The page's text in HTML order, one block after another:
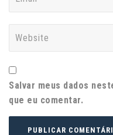
Salvar meus dados
que eu comentar.